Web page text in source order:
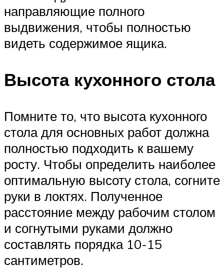
направляющие полного
выдвижения, чтобы полностью
видеть содержимое ящика.
Высота кухонного стола
Помните то, что высота кухонного
стола для основных работ должна
полностью подходить к вашему
росту. Чтобы определить наиболее
оптимальную высоту стола, согните
руки в локтях. Полученное
расстояние между рабочим столом
и согнутыми руками должно
составлять порядка 10-15
сантиметров.